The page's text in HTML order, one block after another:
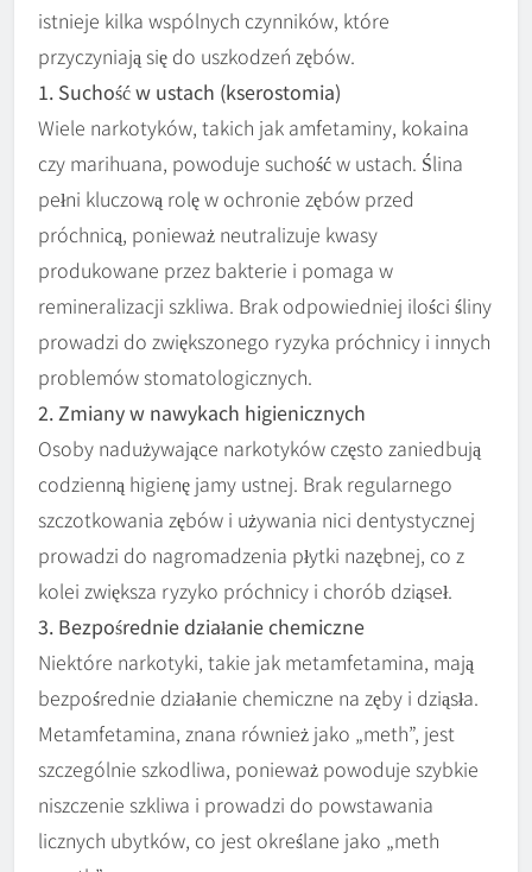
istnieje kilka wspólnych czynników, które
przyczyniają się do uszkodzeń zębów.
1. Suchość w ustach (kserostomia)
Wiele narkotyków, takich jak amfetaminy, kokaina
czy marihuana, powoduje suchość w ustach. Ślina
pełni kluczową rolę w ochronie zębów przed
próchnicą, ponieważ neutralizuje kwasy
produkowane przez bakterie i pomaga w
remineralizacji szkliwa. Brak odpowiedniej ilości śliny
prowadzi do zwiększonego ryzyka próchnicy i innych
problemów stomatologicznych.
2. Zmiany w nawykach higienicznych
Osoby nadużywające narkotyków często zaniedbują
codzienną higienę jamy ustnej. Brak regularnego
szczotkowania zębów i używania nici dentystycznej
prowadzi do nagromadzenia płytki nazębnej, co z
kolei zwiększa ryzyko próchnicy i chorób dziąseł.
3. Bezpośrednie działanie chemiczne
Niektóre narkotyki, takie jak metamfetamina, mają
bezpośrednie działanie chemiczne na zęby i dziąsła.
Metamfetamina, znana również jako „meth”, jest
szczególnie szkodliwa, ponieważ powoduje szybkie
niszczenie szkliwa i prowadzi do powstawania
licznych ubytków, co jest określane jako „meth